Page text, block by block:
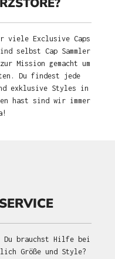
viele Exclusive Caps
selbst Cap Sammler
Mission gemacht um
Du findest jede
exklusive Styles in
hast sind wir immer
Du brauchst Hilfe bei
Größe und Style?